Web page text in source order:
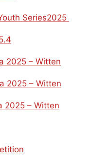
Series2025
2025 – Witten
2025 – Witten
2025 – Witten